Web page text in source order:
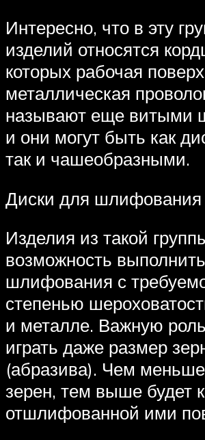
Интересно, что в эту
изделий относятся
которых рабочая
металлическая
называют еще витыми
и они могут быть как
так и чашеобразными.
Диски для шлифования
Изделия из такой
возможность выполнить
шлифования с
степенью
и металле. Важную
играть даже размер
(абразива). Чем
зерен, тем выше будет
отшлифованной ими